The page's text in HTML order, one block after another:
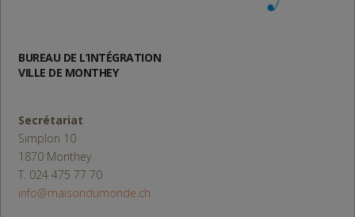
BUREAU DE L’INTÉGRATION
VILLE DE MONTHEY
Secrétariat
Simplon 10
1870 Monthey
T. 024 475 77 70
info@maisondumonde.ch